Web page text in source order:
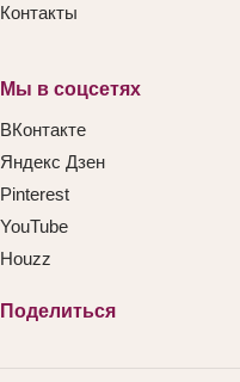
Контакты
Мы в соцсетях
ВКонтакте
Яндекс Дзен
Pinterest
YouTube
Houzz
Поделиться